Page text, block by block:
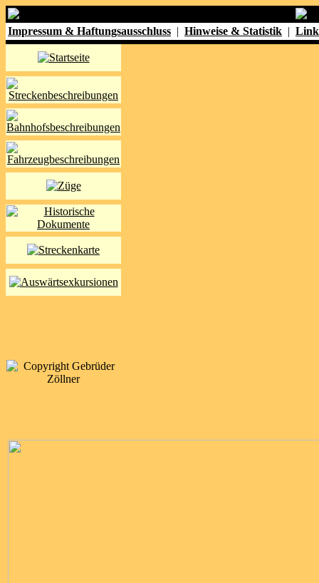
Impressum & Haftungsausschluss | Hinweise & Statistik |